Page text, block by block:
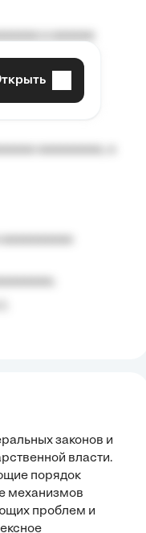
a aaaaaa.
законов и
власти.
порядок
механизмов
проблем и